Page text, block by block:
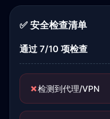
✅ 安全检查清单
通过 7/10 项检查
✗检测到代理/VPN